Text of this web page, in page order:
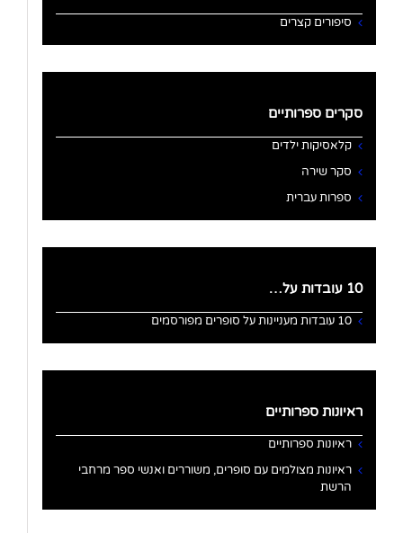
סיפורים קצרים
סקרים ספרותיים
קלאסיקות ילדים
סקר שירה
ספרות עברית
10 עובדות על…
10 עובדות מעניינות על סופרים מפורסמים
ראיונות ספרותיים
ראיונות ספרותיים
ראיונות מצולמים עם סופרים, משוררים ואנשי ספר מרחבי
הרשת